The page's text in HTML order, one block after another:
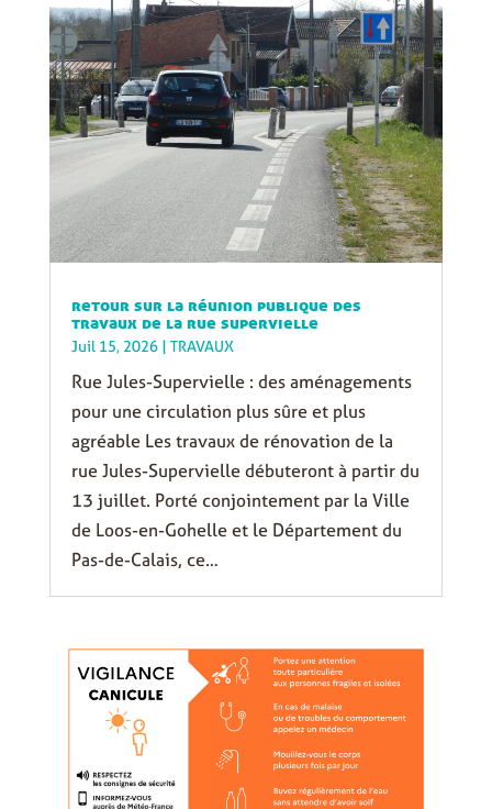
retour sur la réunion publique des
travaux de la rue supervielle
Juil 15, 2026| TRAVAUX
Rue Jules-Supervielle : des aménagements
pour une circulation plus sûre et plus
agréable Les travaux de rénovation de la
rue Jules-Supervielle débuteront à partir du
13 juillet. Porté conjointement par la Ville
de Loos-en-Gohelle et le Département du
Pas-de-Calais, ce…